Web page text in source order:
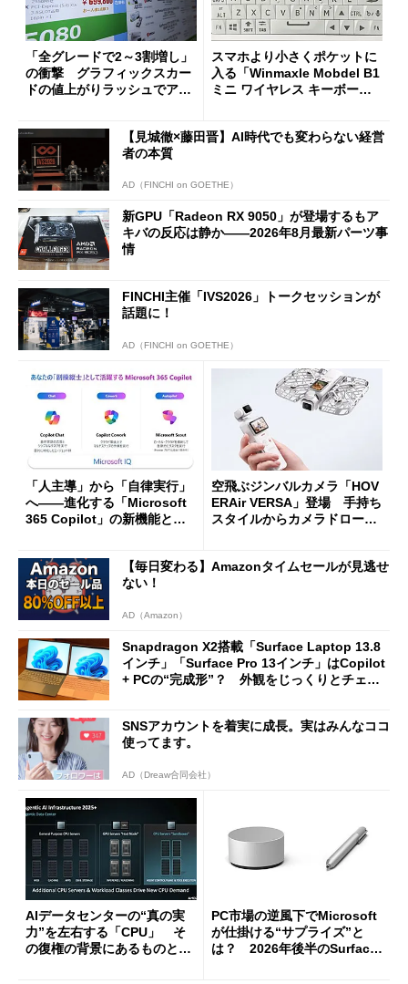
「全グレードで2～3割増し」
の衝撃 グラフィックスカー
ドの値上がりラッシュでアキ
スマホより小さくポケットに
入る「Winmaxle Mobdel B1
ミニ ワイヤレス キーボー
【見城徹×藤田晋】AI時代でも変わらない経営
者の本質
AD（FINCHI on GOETHE）
新GPU「Radeon RX 9050」が登場するもア
キバの反応は静か――2026年8月最新パーツ事
情
FINCHI主催「IVS2026」トークセッションが
話題に！
AD（FINCHI on GOETHE）
「人主導」から「自律実行」
へ――進化する「Microsoft
365 Copilot」の新機能とエ
空飛ぶジンバルカメラ「HOV
ERAir VERSA」登場 手持ち
スタイルからカメラドローン
【毎日変わる】Amazonタイムセールが見逃せ
ない！
AD（Amazon）
Snapdragon X2搭載「Surface Laptop 13.8
インチ」「Surface Pro 13インチ」はCopilot
+ PCの“完成形”？ 外観をじっくりとチェッ
SNSアカウントを着実に成長。実はみんなココ
使ってます。
AD（Dreaw合同会社）
AIデータセンターの“真の実
力”を左右する「CPU」 そ
の復権の背景にあるものと
PC市場の逆風下でMicrosoft
が仕掛ける“サプライズ”と
は？ 2026年後半のSurface